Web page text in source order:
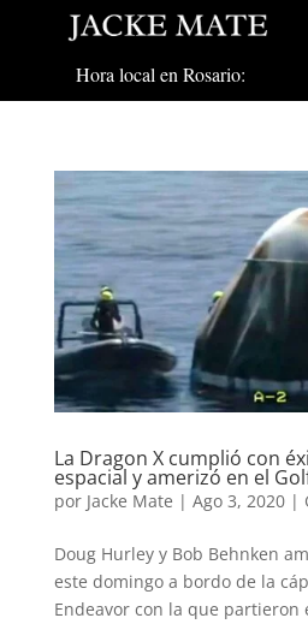
Hora local en Rosario:
La Dragon X cumplió con
espacial y amerizó en el
por Jacke Mate | Ago 3, 2020|
Doug Hurley y Bob Behnken
este domingo a bordo de la
Endeavor con la que partieron